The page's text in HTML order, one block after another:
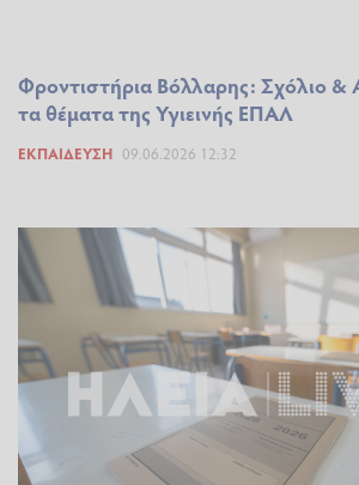
Φροντιστήρια Βόλλαρης: Σχόλιο &
τα θέματα της Υγιεινής ΕΠΑΛ
ΕΚΠΑΊΔΕΥΣΗ 09.06.2026 12:32